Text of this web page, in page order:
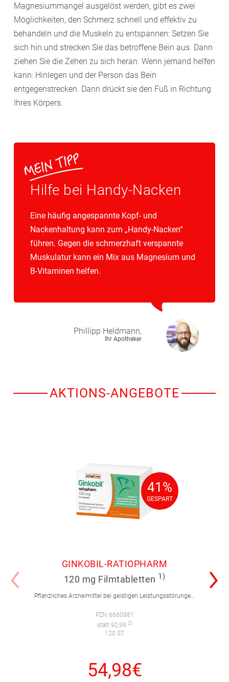
Magnesiummangel ausgelöst werden, gibt es zwei
Möglichkeiten, den Schmerz schnell und effektiv zu
behandeln und die Muskeln zu entspannen: Setzen Sie
sich hin und strecken Sie das betroffene Bein aus. Dann
ziehen Sie die Zehen zu sich heran. Wenn jemand helfen
kann: Hinlegen und der Person das Bein
entgegenstrecken. Dann drückt sie den Fuß in Richtung
Ihres Körpers.
Hilfe bei Handy-Nacken
Eine häufig angespannte Kopf- und
Nackenhaltung kann zum „Handy-Nacken“
führen. Gegen die schmerzhaft verspannte
Muskulatur kann ein Mix aus Magnesium und
B-Vitaminen helfen.
Phillipp Heldmann,
Ihr Apotheker
AKTIONS-ANGEBOTE
41%
GESPART
41%
GESPART
GINKOBIL-RATIOPHARM
120 mg Filmtabletten 1)
Pflanzliches Arzneimittel bei geistigen Leistungsstörungen und Durchblutungsstörungen.
PZN 6680881
statt 92,99 2)
120 ST
54,98€